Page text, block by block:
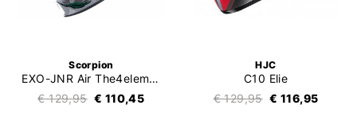
Scorpion
EXO-JNR Air The4elements
€ 129,95 € 110,45
HJC
C10 Elie
€ 129,95 € 116,95